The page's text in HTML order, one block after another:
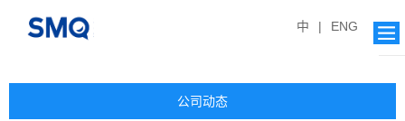
ENG
|
中
公司动态